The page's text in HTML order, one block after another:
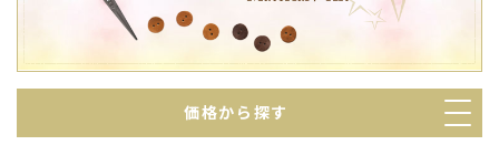
価格から探す